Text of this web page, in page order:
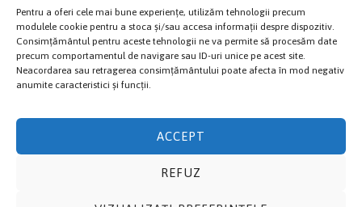
Pentru a oferi cele mai bune experiențe, utilizăm tehnologii precum
modulele cookie pentru a stoca și/sau accesa informații despre dispozitiv.
Consimțământul pentru aceste tehnologii ne va permite să procesăm date
precum comportamentul de navigare sau ID-uri unice pe acest site.
Neacordarea sau retragerea consimțământului poate afecta în mod negativ
anumite caracteristici și funcții.
ACCEPT
REFUZ
Volunteers
Livestream
Cookies Policy
Accommodations
Fuguț